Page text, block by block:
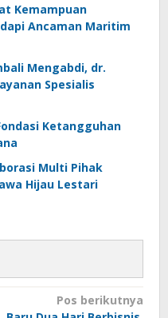
Kemampuan
Ancaman Maritim
Mengabdi, dr.
Spesialis
Ketangguhan
Multi Pihak
Hijau Lestari
Pos berikutnya